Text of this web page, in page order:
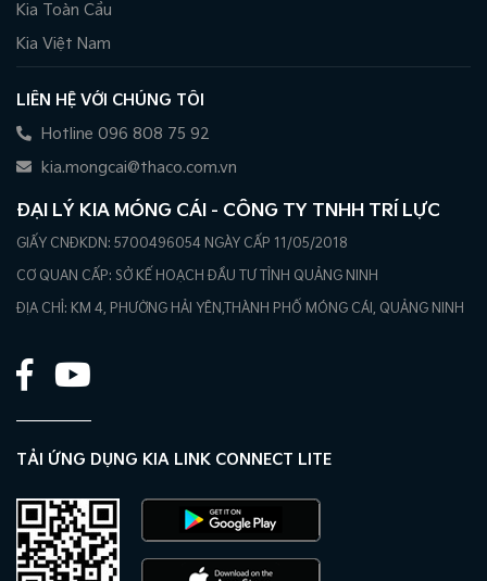
Kia Toàn Cầu
Kia Việt Nam
LIÊN HỆ VỚI CHÚNG TÔI
Hotline 096 808 75 92
kia.mongcai@thaco.com.vn
ĐẠI LÝ KIA MÓNG CÁI - CÔNG TY TNHH TRÍ LỰC
GIẤY CNĐKDN: 5700496054 NGÀY CẤP 11/05/2018
CƠ QUAN CẤP: SỞ KẾ HOẠCH ĐẦU TƯ TỈNH QUẢNG NINH
ĐỊA CHỈ: KM 4, PHƯỜNG HẢI YÊN,THÀNH PHỐ MÓNG CÁI, QUẢNG NINH
TẢI ỨNG DỤNG KIA LINK CONNECT LITE